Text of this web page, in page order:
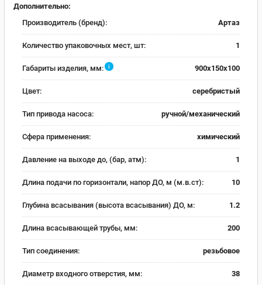
Дополнительно:
Производитель (бренд):
Артаз
Количество упаковочных мест, шт: 1
Габариты изделия, мм: i 900х150х100
Цвет: серебристый
Тип привода насоса: ручной/механический
Сфера применения: химический
Давление на выходе до, (бар, атм): 1
Длина подачи по горизонтали, напор ДО, м (м.в.ст): 10
Глубина всасывания (высота всасывания) ДО, м: 1.2
Длина всасывающей трубы, мм: 200
Тип соединения: резьбовое
Диаметр входного отверстия, мм: 38